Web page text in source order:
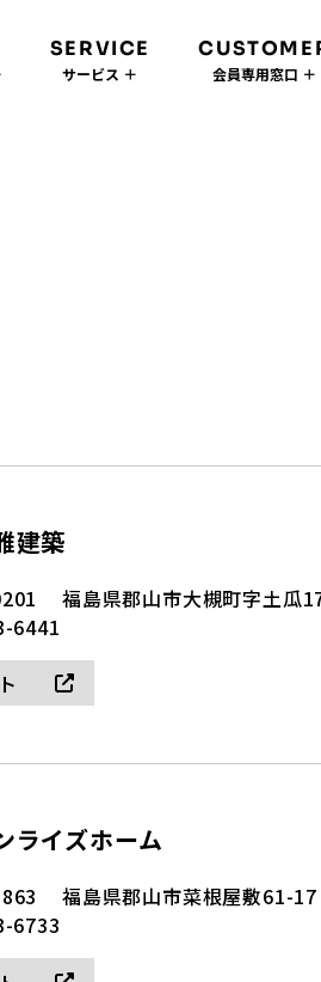
SERVICE
サービス ＋ 会員専用窓口 ＋
建築
福島県郡山市大槻町字土瓜
6441
ライズホーム
福島県郡山市菜根屋敷61-17
6733